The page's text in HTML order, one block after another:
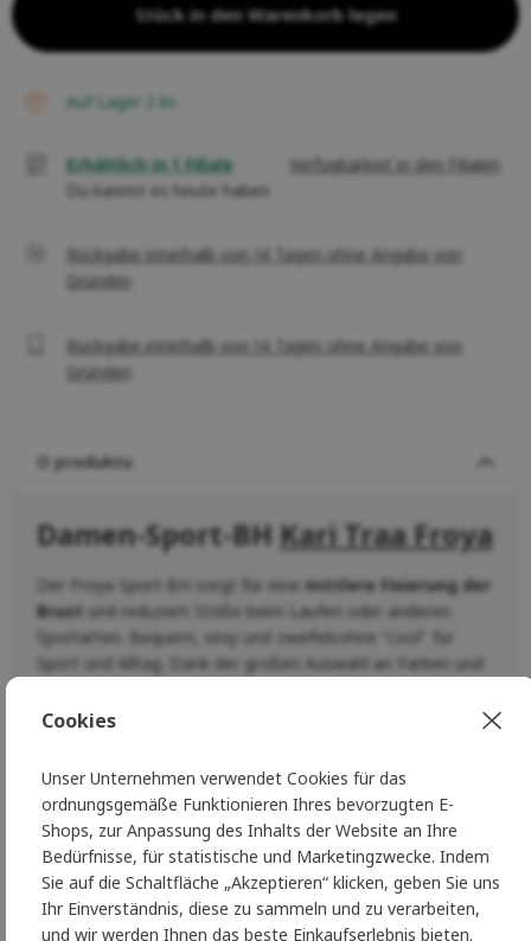
Stück in den Warenkorb legen
auf Lager 2 ks
Erhältlich in 1 Filiale
Du kannst es heute haben
Verfügbarkeit in den Filialen
Rückgabe innerhalb von 14 Tagen ohne Angabe von
Gründen
Rückgabe innerhalb von 14 Tagen ohne Angabe von
Gründen
O produktu
Damen-Sport-BHKari Traa Froya
Der Froya Sport-BH sorgt für eine mittlere Fixierung der
Brust und reduziert Stöße beim Laufen oder anderen
Sportarten. Bequem, sexy und zweifelsohne "cool" für
Sport und Alltag. Dank der großen Auswahl an Farben und
Froya, der
Fitnessstudio, am Fels und sogar auf dem Paddelbrett. Die
Passform ist vielseitig und für kleinere oder größere Brüste
geeignet.
HIGHLIGHTS
Mittlere Brustfixierung
Cookies
Unser Unternehmen verwendet Cookies für das
ordnungsgemäße Funktionieren Ihres bevorzugten E-
Shops, zur Anpassung des Inhalts der Website an Ihre
Bedürfnisse, für statistische und Marketingzwecke. Indem
Sie auf die Schaltfläche „Akzeptieren“ klicken, geben Sie uns
Ihr Einverständnis, diese zu sammeln und zu verarbeiten,
und wir werden Ihnen das beste Einkaufserlebnis bieten.